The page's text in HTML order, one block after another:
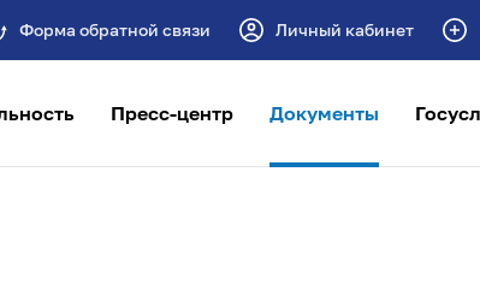
Форма обратной связи Личный кабинет
Пресс-центр Документы